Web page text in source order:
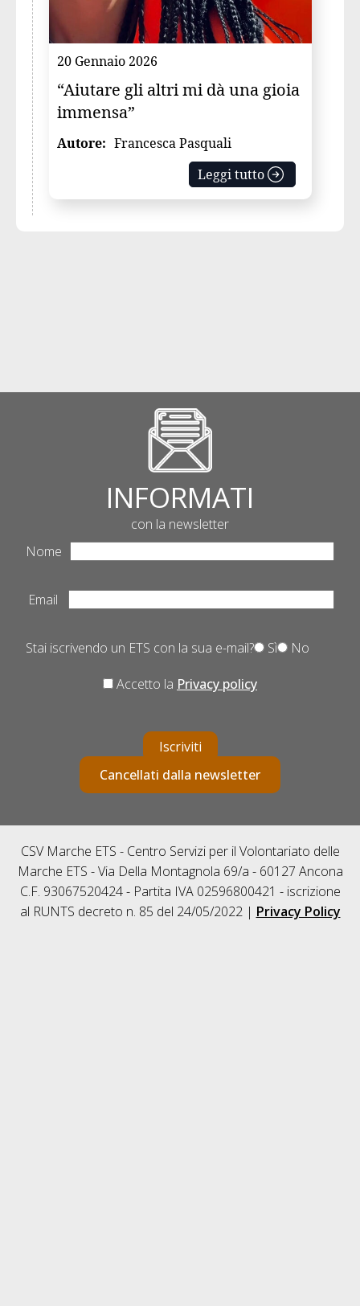
20 Gennaio 2026
“Aiutare gli altri mi dà una gioia
immensa”
Autore: Francesca Pasquali
Leggi tutto
INFORMATI
con la newsletter
Nome
Email
Stai iscrivendo un ETS con la sua e-mail? Sì No
Accetto la Privacy policy
Iscriviti
Cancellati dalla newsletter
CSV Marche ETS - Centro Servizi per il Volontariato delle
Marche ETS - Via Della Montagnola 69/a - 60127 Ancona
C.F. 93067520424 - Partita IVA 02596800421 - iscrizione
al RUNTS decreto n. 85 del 24/05/2022 | Privacy Policy